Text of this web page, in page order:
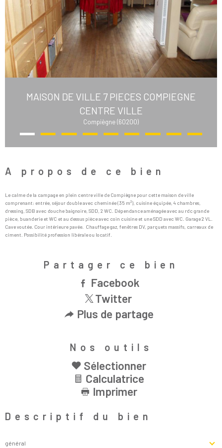
MAISON DE VILLE 7 PIECES COMPIEGNE
CENTRE VILLE
Compiègne (60200)
A propos de ce bien
Le calme de la campage en plein centre ville de Compiègne pour cette maison de ville
comprenant: entrée, séjour double avec cheminée (35 m²), cuisine équipée, 4 chambres,
dressing, SDB avec douche baignoire, SDD, 2 WC. Dépendance aménagée avec au rdc grande
pièce, buanderie et WC et au dessus pièce avec coin cuisine et une SDD avec WC. Garage 2 VL.
Cave voutée. Cour intérieure pavée. Chauffage gaz, fenêtres DV, parquets massifs, carreaux de
ciment. Possibilité profession libérale ou locatif.
Partager ce bien
Facebook
Twitter
Plus de partage
Nos outils
Sélectionner
Calculatrice
Imprimer
Descriptif du bien
général